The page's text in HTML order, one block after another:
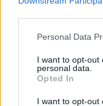
Personal Data
I want to opt-out
personal data.
Opted In
I want to opt-out
Αρκετά ως εδώ
εγώ έκανα για
πρέπει τώρα πια
αρκετά ως εδώ
δεν υπάρχει πια